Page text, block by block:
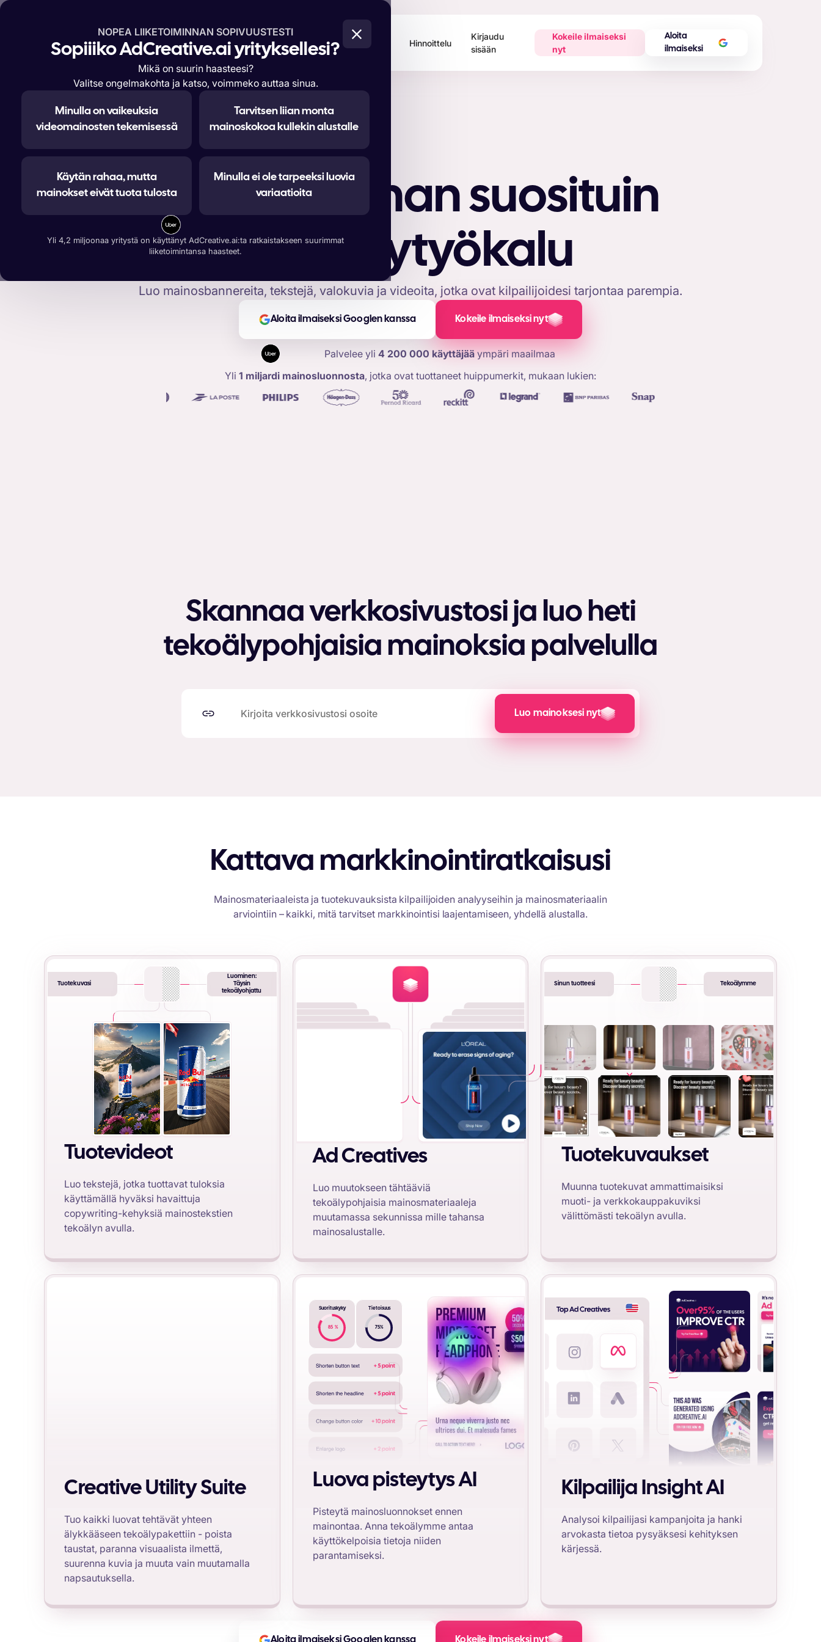
NOPEA LIIKETOIMINNAN SOPIVUUSTESTI
Sopiiiko AdCreative.ai yrityksellesi?
Mikä on suurin haasteesi?
Valitse ongelmakohta ja katso, voimmeko auttaa sinua.
Minulla on vaikeuksia
videomainosten tekemisessä
Tarvitsen liian monta
mainoskokoa kullekin alustalle
Käytän rahaa, mutta
mainokset eivät tuota tulosta
Minulla ei ole tarpeeksi luovia
variaatioita
Yli 4,2 miljoonaa yritystä on käyttänyt AdCreative.ai:ta ratkaistakseen suurimmat
liiketoimintansa haasteet.
Ominaisuudet Ratkaisut Yritys
Sijoitetun pääoman
tuoton laskin
Hinnoittelu
Kirjaudu
sisään
Kokeile ilmaiseksi
nyt
Aloita
ilmaiseksi
in mainonnan suosituin
tekoälytyökalu
Luo mainosbannereita, tekstejä, valokuvia ja videoita, jotka ovat kilpailijoidesi tarjontaa parempia.
Kokeile ilmaiseksi nyt
Aloita ilmaiseksi Googlen kanssa
Palvelee yli 4 200 000 käyttäjää ympäri maailmaa
Yli 1 miljardi mainosluonnosta, jotka ovat tuottaneet huippumerkit, mukaan lukien:
Skannaa verkkosivustosi ja luo heti
tekoälypohjaisia mainoksia palvelulla
Luo mainoksesi nyt
Kattava markkinointiratkaisusi
Mainosmateriaaleista ja tuotekuvauksista kilpailijoiden analyyseihin ja mainosmateriaalin
arviointiin – kaikki, mitä tarvitset markkinointisi laajentamiseen, yhdellä alustalla.
Tuotekuvasi
Luominen:
Täysin
tekoälyohjattu
Tuotevideot
Luo tekstejä, jotka tuottavat tuloksia
käyttämällä hyväksi havaittuja
copywriting-kehyksiä mainostekstien
tekoälyn avulla.
Ad Creatives
Luo muutokseen tähtääviä
tekoälypohjaisia mainosmateriaaleja
muutamassa sekunnissa mille tahansa
mainosalustalle.
Sinun tuotteesi Tekoälymme
Tuotekuvaukset
Muunna tuotekuvat ammattimaisiksi
muoti- ja verkkokauppakuviksi
välittömästi tekoälyn avulla.
Creative Utility Suite
Tuo kaikki luovat tehtävät yhteen
älykkääseen tekoälypakettiin - poista
taustat, paranna visuaalista ilmettä,
suurenna kuvia ja muuta vain muutamalla
napsautuksella.
Suorituskyky
85 %
Tietoisuus
75%
Luova pisteytys AI
Pisteytä mainosluonnokset ennen
mainontaa. Anna tekoälymme antaa
käyttökelpoisia tietoja niiden
parantamiseksi.
Kilpailija Insight AI
Analysoi kilpailijasi kampanjoita ja hanki
arvokasta tietoa pysyäksesi kehityksen
kärjessä.
Kokeile ilmaiseksi nyt
Aloita ilmaiseksi Googlen kanssa